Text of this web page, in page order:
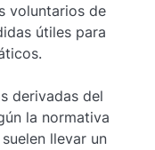
voluntarios de
útiles para
derivadas del
la normativa
llevar un